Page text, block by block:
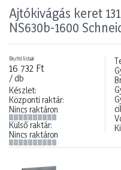
Ajtókivágás keret
NS630b-1600
Bruttó listaár
16 732 Ft
/ db
Készlet:
Központi raktár:
Nincs raktáron
Külső raktár:
Nincs raktáron